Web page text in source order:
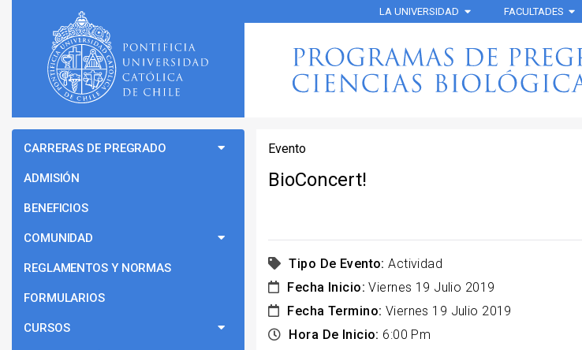
LA UNIVERSIDAD FACULTADES
Evento
BioConcert!
Tipo De Evento: Actividad
Fecha Inicio: Viernes 19 Julio 2019
Fecha Termino: Viernes 19 Julio 2019
Hora De Inicio: 6:00 Pm
CARRERAS DE PREGRADO
ADMISIÓN
BENEFICIOS
COMUNIDAD
REGLAMENTOS Y NORMAS
FORMULARIOS
CURSOS